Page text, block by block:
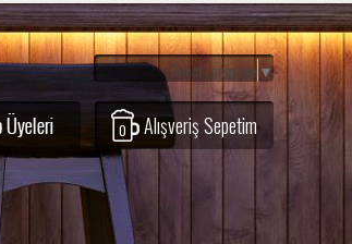
Alışveriş Sepetim
0
Select Language ▼